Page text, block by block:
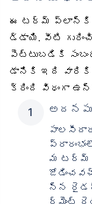
ఈ టర్మ్ ప్లాన్‌కి
డ్డాయి. వీటి
పెట్టుబడికి
డానికి ఇది వారికి
క్రింది విధంగా
మ టర్మ్
న్న
ర్‌మెంట్